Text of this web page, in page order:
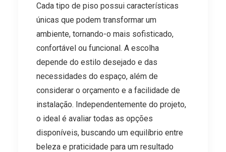
Cada tipo de piso possui características
únicas que podem transformar um
ambiente, tornando-o mais sofisticado,
confortável ou funcional. A escolha
depende do estilo desejado e das
necessidades do espaço, além de
considerar o orçamento e a facilidade de
instalação. Independentemente do projeto,
o ideal é avaliar todas as opções
disponíveis, buscando um equilíbrio entre
beleza e praticidade para um resultado